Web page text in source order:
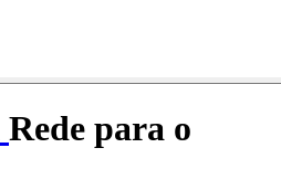
Rede para o